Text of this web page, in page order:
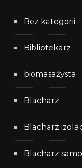
Bez kategorii
Bibliotekarz
biomasażysta
Blacharz
Blacharz
Blacharz